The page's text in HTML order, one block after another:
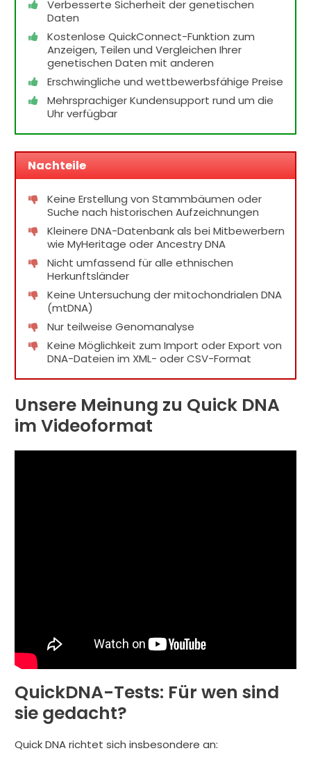
Verbesserte Sicherheit der genetischen
Daten
Kostenlose QuickConnect-Funktion zum
Anzeigen, Teilen und Vergleichen Ihrer
genetischen Daten mit anderen
Erschwingliche und wettbewerbsfähige Preise
Mehrsprachiger Kundensupport rund um die
Uhr verfügbar
Nachteile
Keine Erstellung von Stammbäumen oder
Suche nach historischen Aufzeichnungen
Kleinere DNA-Datenbank als bei Mitbewerbern
wie MyHeritage oder Ancestry DNA
Nicht umfassend für alle ethnischen
Herkunftsländer
Keine Untersuchung der mitochondrialen DNA
(mtDNA)
Nur teilweise Genomanalyse
Keine Möglichkeit zum Import oder Export von
DNA-Dateien im XML- oder CSV-Format
Unsere Meinung zu Quick DNA
im Videoformat
QuickDNA-Tests: Für wen sind
sie gedacht?
Quick DNA richtet sich insbesondere an: